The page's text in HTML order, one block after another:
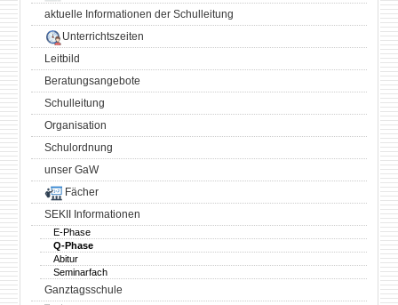
aktuelle Informationen der Schulleitung
Unterrichtszeiten
Leitbild
Beratungsangebote
Schulleitung
Organisation
Schulordnung
unser GaW
Fächer
SEKII Informationen
E-Phase
Q-Phase
Abitur
Seminarfach
Ganztagsschule